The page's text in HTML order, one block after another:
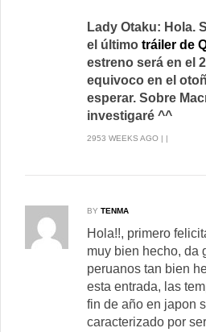
Lady Otaku: Hola.
el último tráiler de
estreno será en el
equivoco en el
esperar. Sobre
investigaré ^^
2953 WEEKS AGO | |
BY TENMA
Hola!!, primero
muy bien hecho, da
peruanos tan bien
esta entrada, las
fin de año en japon
caracterizado por